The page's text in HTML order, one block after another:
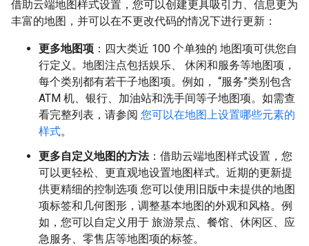
借助云端地图样式设置，您可以创建更具吸引力、信息更为
丰富的地图，并可以在不更改代码的情况下进行更新：
更多地图项 ：四大类近 100 个单独的 地图项可供您自
行定义。地图注点包括娱乐、 休闲和服务等地图项，
每个类别都有若干子地图项。例如， “服务”类别包含
ATM 机、银行、加油站和洗手间等子地图项。如需查
看完整列表，请参阅 您可以在地图上设置哪些元素的
样式。
更多自定义地图的方法：借助云端地图样式设置，您
可以更轻松、更直观地设置地图样式。近期的更新提
供更精细的控制选项 您可以使用旧版中未提供的地图
项标签和几何图形，调整基本地图的外观和风格。例
如，您可以自定义用于 旅游景点、餐馆、休闲区、应
急服务、零售店等地图项的标签。